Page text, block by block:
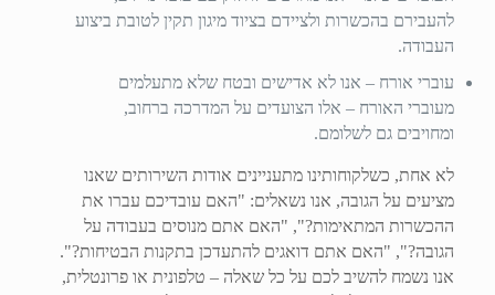
להעבירם בהכשרות ולציידם בציוד מיגון תקין לטובת ביצוע
העבודה.
עוברי אורח – אנו לא אדישים ובטח שלא מתעלמים
מעוברי האורח – אלו הצועדים על המדרכה ברחוב,
ומחויבים גם לשלומם.
לא אחת, כשלקוחותינו מתעניינים אודות השירותים שאנו
מציעים על הגובה, אנו נשאלים: "האם עובדיכם עברו את
ההכשרות המתאימות?", "האם אתם מנוסים בעבודה על
הגובה?", "האם אתם דואגים להתעדכן בתקנות הבטיחות?".
אנו נשמח להשיב לכם על כל שאלה – טלפונית או פרונטלית,